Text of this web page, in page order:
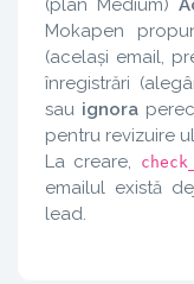
(plan Medium)
Mokapen
(același email,
înregistrări
sau ignora
pentru revizuire
La creare,
emailul există
lead.